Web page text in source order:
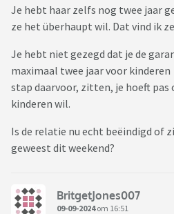
Je hebt haar zelfs nog twee jaar
ze het überhaupt wil. Dat vind ik
Je hebt niet gezegd dat je de
maximaal twee jaar voor
stap daarvoor, zitten, je hoeft pas
kinderen wil.
Is de relatie nu echt beëindigd of
geweest dit weekend?
BritgetJones007
09-09-2024om 16:51